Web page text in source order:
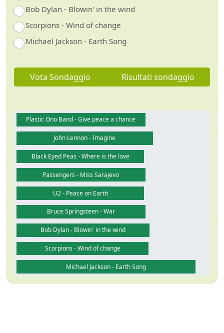
Bob Dylan - Blowin' in the wind
Scorpions - Wind of change
Michael Jackson - Earth Song
Vota Sondaggio Risultati sondaggio
Plastic Ono Band - Give peace a chance
John Lennon - Imagine
Black Eyed Peas - Where is the love
Passengers - Miss Sarajevo
U2 - Peace on Earth
Bruce Springsteen - War
Bob Dylan - Blowin' in the wind
Scorpions - Wind of change
Michael Jackson - Earth Song